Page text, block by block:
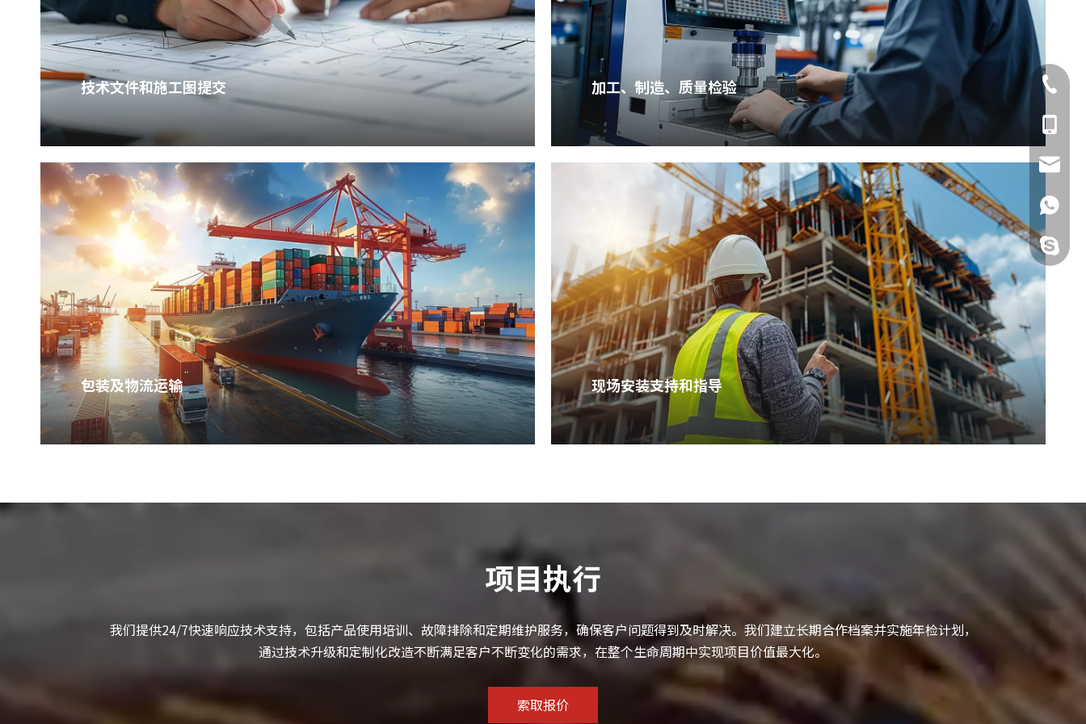
技术文件和施工图提交 加工、制造、质量检验
包装及物流运输 现场安装支持和指导
项目执行
我们提供24/7快速响应技术支持，包括产品使用培训、故障排除和定期维护服务，确保客户问题得到及时解决。我们建立长期合作档案并实施年检计划，
通过技术升级和定制化改造不断满足客户不断变化的需求，在整个生命周期中实现项目价值最大化。
索取报价
021-